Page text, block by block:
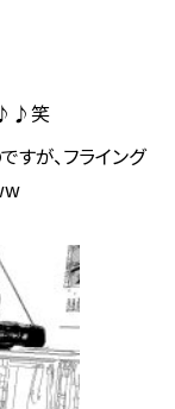
♪♪笑
すが、フライング